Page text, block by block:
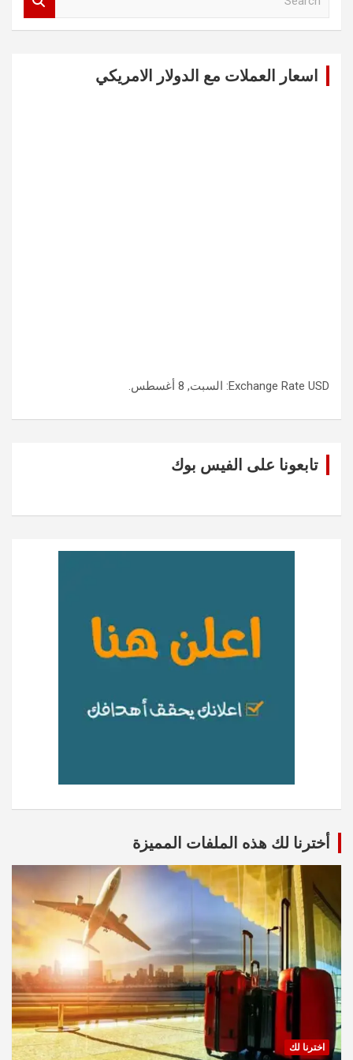
اسعار العملات مع الدولار الامريكي
Exchange Rate USD : السبت, 8 أغسطس.
تابعونا على الفيس بوك
أخترنا لك هذه الملفات المميزة
اخترنا لك